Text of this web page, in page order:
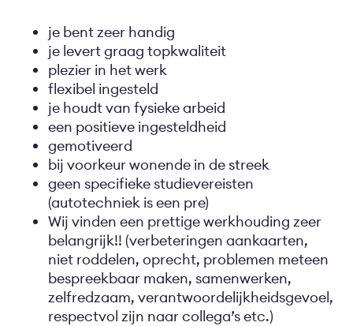
je bent zeer handig
je levert graag topkwaliteit
plezier in het werk
flexibel ingesteld
je houdt van fysieke arbeid
een positieve ingesteldheid
gemotiveerd
bij voorkeur wonende in de streek
geen specifieke studievereisten
(autotechniek is een pre)
Wij vinden een prettige werkhouding zeer
belangrijk!! (verbeteringen aankaarten,
niet roddelen, oprecht, problemen meteen
bespreekbaar maken, samenwerken,
zelfredzaam, verantwoordelijkheidsgevoel,
respectvol zijn naar collega’s etc.)